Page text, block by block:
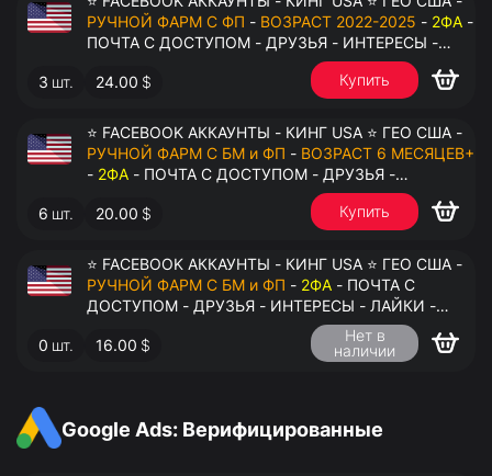
РУЧНОЙ ФАРМ С ФП - ВОЗРАСТ 2022-2025 - 2ФА -
ПОЧТА С ДОСТУПОМ - ДРУЗЬЯ - ИНТЕРЕСЫ -
ЛАЙКИ - КОММЕНТАРИИ - ПЕРЕДАЧА В
АНТИДЕТЕКТ
3 шт. 24.00 $ Купить
⭐ FACEBOOK АККАУНТЫ - КИНГ USA ⭐ ГЕО США -
РУЧНОЙ ФАРМ С БМ и ФП - ВОЗРАСТ 6 МЕСЯЦЕВ+
- 2ФА - ПОЧТА С ДОСТУПОМ - ДРУЗЬЯ -
ИНТЕРЕСЫ - ЛАЙКИ - КОММЕНТАРИИ - ПЕРЕДАЧА
В АНТИДЕТЕКТ
6 шт. 20.00 $ Купить
⭐ FACEBOOK АККАУНТЫ - КИНГ USA ⭐ ГЕО США -
РУЧНОЙ ФАРМ С БМ и ФП - 2ФА - ПОЧТА С
ДОСТУПОМ - ДРУЗЬЯ - ИНТЕРЕСЫ - ЛАЙКИ -
КОММЕНТАРИИ - ПЕРЕДАЧА В АНТИДЕТЕКТ
0 шт. 16.00 $
Нет в
наличии
Google Ads: Верифицированные